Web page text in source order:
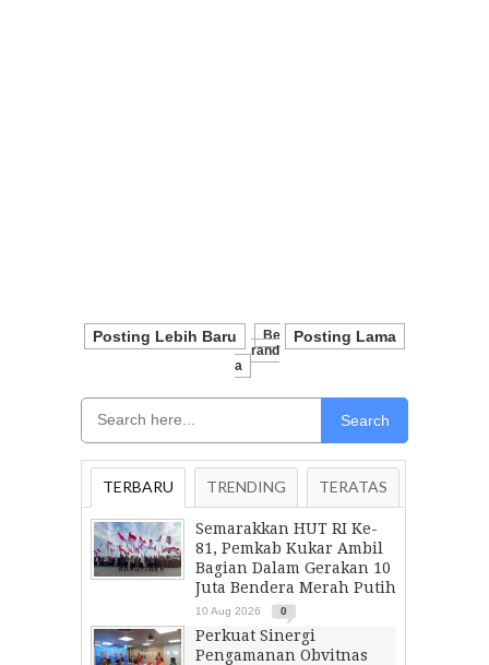
Posting Lebih Baru Posting Lama
Be
Rand
A
Search
TERBARU TRENDING TERATAS
Semarakkan HUT RI Ke-
81, Pemkab Kukar Ambil
Bagian Dalam Gerakan 10
Juta Bendera Merah Putih
10 Aug 2026 0
Perkuat Sinergi
Pengamanan Obvitnas